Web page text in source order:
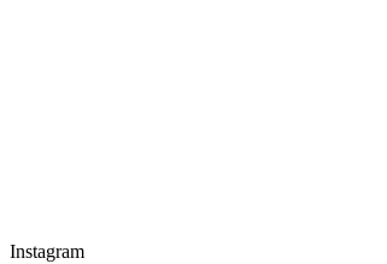
Instagram